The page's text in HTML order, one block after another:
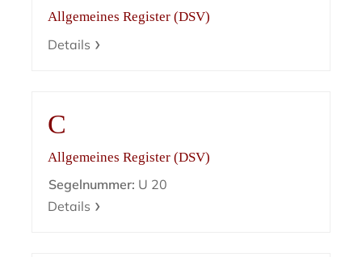
Allgemeines Register (DSV)
Details
C
Allgemeines Register (DSV)
Segelnummer: U 20
Details